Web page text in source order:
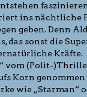
ins nächtliche
geben. Denn
das sonst die
Kräfte.
vom (Polit-
Korn
wie „Starman“